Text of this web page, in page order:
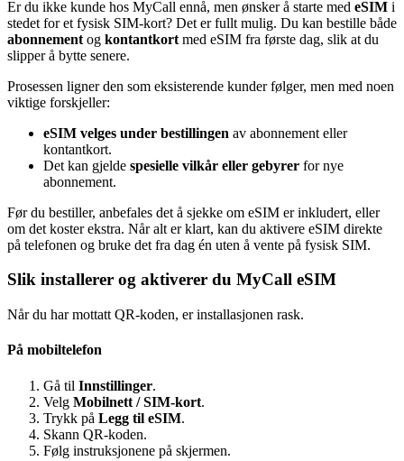
Er du ikke kunde hos MyCall ennå, men ønsker å starte med eSIM i
stedet for et fysisk SIM-kort? Det er fullt mulig. Du kan bestille både
abonnement og kontantkort med eSIM fra første dag, slik at du
slipper å bytte senere.
Prosessen ligner den som eksisterende kunder følger, men med noen
viktige forskjeller:
eSIM velges under bestillingen av abonnement eller
kontantkort.
Det kan gjelde spesielle vilkår eller gebyrer for nye
abonnement.
Før du bestiller, anbefales det å sjekke om eSIM er inkludert, eller
om det koster ekstra. Når alt er klart, kan du aktivere eSIM direkte
på telefonen og bruke det fra dag én uten å vente på fysisk SIM.
Slik installerer og aktiverer du MyCall eSIM
Når du har mottatt QR-koden, er installasjonen rask.
På mobiltelefon
Gå til Innstillinger.
Velg Mobilnett / SIM-kort.
Trykk på Legg til eSIM.
Skann QR-koden.
Følg instruksjonene på skjermen.